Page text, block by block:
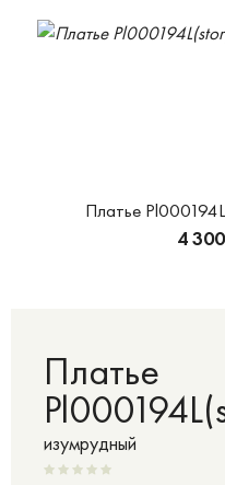
Платье
4 300
Платье
изумрудный